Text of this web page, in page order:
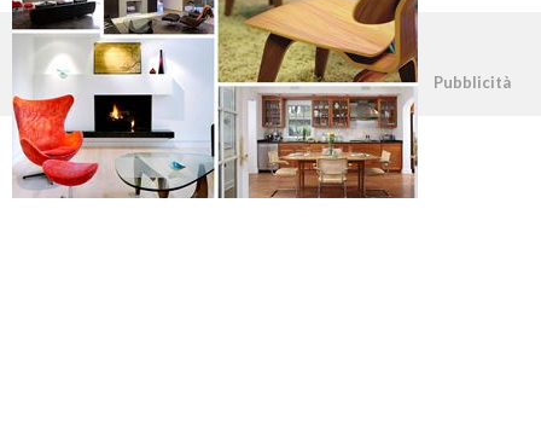
©2026 - casapratica.org - p.iva 03338800984 Pubblicità